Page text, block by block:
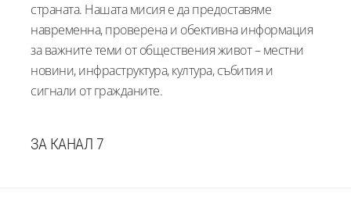
страната. Нашата мисия е да предоставяме
навременна, проверена и обективна информация
за важните теми от обществения живот – местни
новини, инфраструктура, култура, събития и
сигнали от гражданите.
ЗА КАНАЛ 7